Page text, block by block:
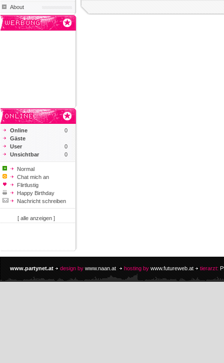
About
Online
0
Gäste
User
0
Unsichtbar
0
Normal
Chat mich an
Flirtlustig
Happy Birthday
Nachricht schreiben
[ alle anzeigen ]
www.partynet.at design by www.naan.at hosting by www.futureweb.at tierarzt: